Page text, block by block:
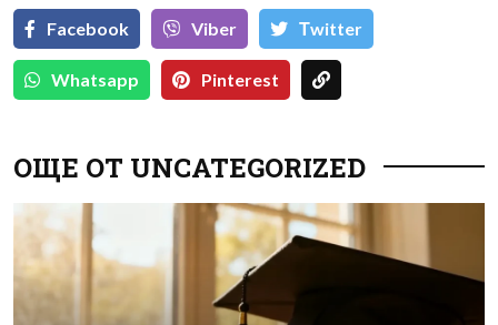
Facebook Viber Тwitter
Whatsapp Pinterest
ОЩЕ ОТ UNCATEGORIZED